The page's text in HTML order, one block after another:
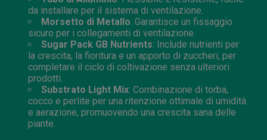
da installare per il sistema di ventilazione.
Morsetto di Metallo: Garantisce un fissaggio
sicuro per i collegamenti di ventilazione.
Sugar Pack GB Nutrients: Include nutrienti per
la crescita, la fioritura e un apporto di zuccheri, per
completare il ciclo di coltivazione senza ulteriori
prodotti.
Substrato Light Mix: Combinazione di torba,
cocco e perlite per una ritenzione ottimale di umidità
e aerazione, promuovendo una crescita sana delle
piante.